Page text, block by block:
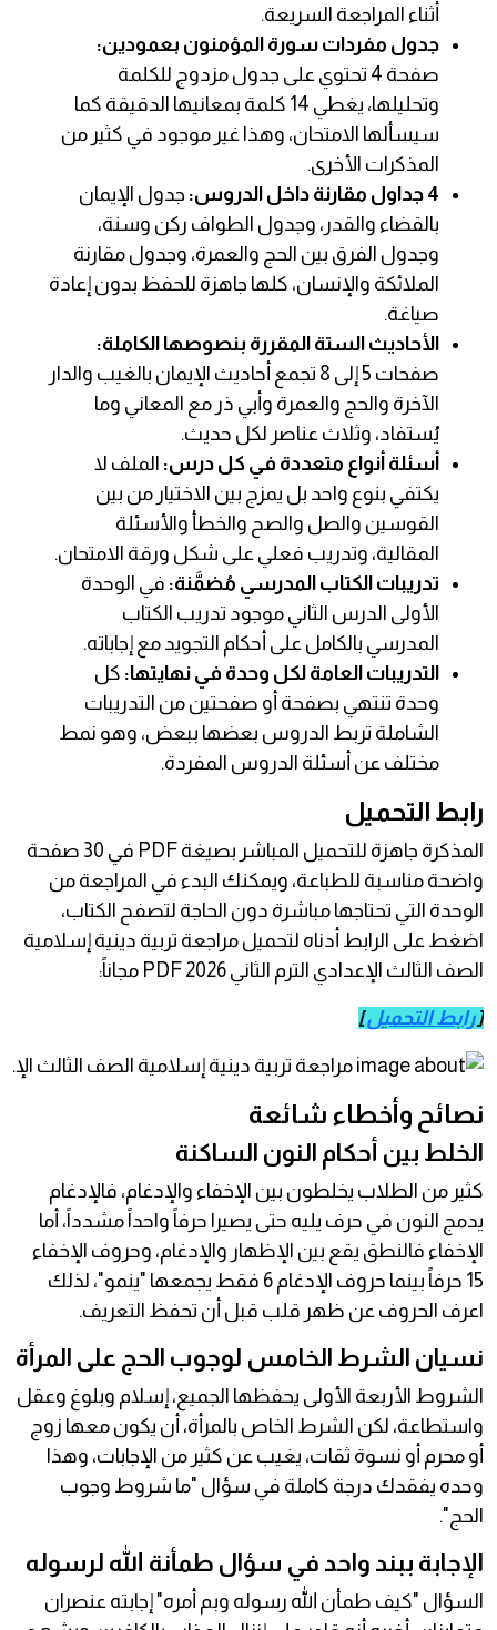
أثناء المراجعة السريعة.
جدول مفردات سورة المؤمنون بعمودين:
صفحة 4 تحتوي على جدول مزدوج للكلمة
وتحليلها، يغطي 14 كلمة بمعانيها الدقيقة كما
سيسألها الامتحان، وهذا غير موجود في كثير من
المذكرات الأخرى.
4 جداول مقارنة داخل الدروس:
جدول الإيمان
بالقضاء والقدر، وجدول الطواف ركن وسنة،
وجدول الفرق بين الحج والعمرة، وجدول مقارنة
الملائكة والإنسان، كلها جاهزة للحفظ بدون إعادة
صياغة.
الأحاديث الستة المقررة بنصوصها الكاملة:
صفحات 5 إلى 8 تجمع أحاديث الإيمان بالغيب والدار
الآخرة والحج والعمرة وأبي ذر مع المعاني وما
يُستفاد، وثلاث عناصر لكل حديث.
أسئلة أنواع متعددة في كل درس: الملف لا
يكتفي بنوع واحد بل يمزج بين الاختيار من بين
القوسين والصل والصح والخطأ والأسئلة
المقالية، وتدريب فعلي على شكل ورقة الامتحان.
تدريبات الكتاب المدرسي مُضمَّنة: في الوحدة
الأولى الدرس الثاني موجود تدريب الكتاب
المدرسي بالكامل على أحكام التجويد مع إجاباته.
التدريبات العامة لكل وحدة في نهايتها: كل
وحدة تنتهي بصفحة أو صفحتين من التدريبات
الشاملة تربط الدروس بعضها ببعض، وهو نمط
مختلف عن أسئلة الدروس المفردة.
رابط التحميل
المذكرة جاهزة للتحميل المباشر بصيغة PDF في 30 صفحة
واضحة مناسبة للطباعة، ويمكنك البدء في المراجعة من
الوحدة التي تحتاجها مباشرة دون الحاجة لتصفح الكتاب،
اضغط على الرابط أدناه لتحميل مراجعة تربية دينية إسلامية
الصف الثالث الإعدادي الترم الثاني 2026 PDF مجاناً:
[ رابط التحميل]
نصائح وأخطاء شائعة
الخلط بين أحكام النون الساكنة
كثير من الطلاب يخلطون بين الإخفاء والإدغام، فالإدغام
يدمج النون في حرف يليه حتى يصيرا حرفاً واحداً مشدداً، أما
الإخفاء فالنطق يقع بين الإظهار والإدغام، وحروف الإخفاء
15 حرفاً بينما حروف الإدغام 6 فقط يجمعها "ينمو"، لذلك
اعرف الحروف عن ظهر قلب قبل أن تحفظ التعريف.
نسيان الشرط الخامس لوجوب الحج على المرأة
الشروط الأربعة الأولى يحفظها الجميع، إسلام وبلوغ وعقل
واستطاعة، لكن الشرط الخاص بالمرأة، أن يكون معها زوج
أو محرم أو نسوة ثقات، يغيب عن كثير من الإجابات، وهذا
وحده يفقدك درجة كاملة في سؤال "ما شروط وجوب
الحج".
الإجابة ببند واحد في سؤال طمأنة الله لرسوله
السؤال "كيف طمأن الله رسوله وبم أمره" إجابته عنصران